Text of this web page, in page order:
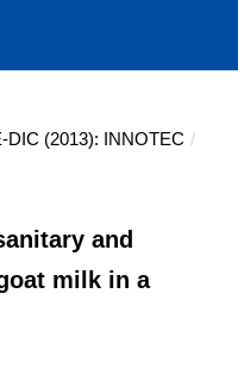
DIC (2013): INNOTEC /
and
milk in a